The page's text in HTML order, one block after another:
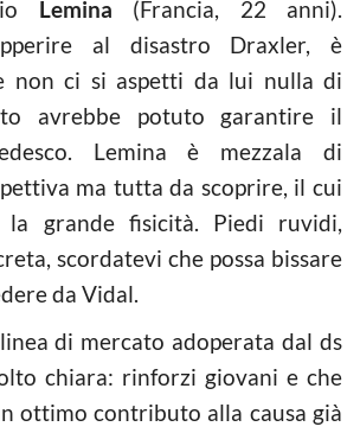
Lemina (Francia, 22 anni).
al disastro Draxler, è
non ci si aspetti da lui nulla di
avrebbe potuto garantire il
Lemina è mezzala di
ma tutta da scoprire, il cui
grande fisicità. Piedi ruvidi,
scordatevi che possa bissare
da Vidal.
di mercato adoperata dal ds
chiara: rinforzi giovani e che
ottimo contributo alla causa già